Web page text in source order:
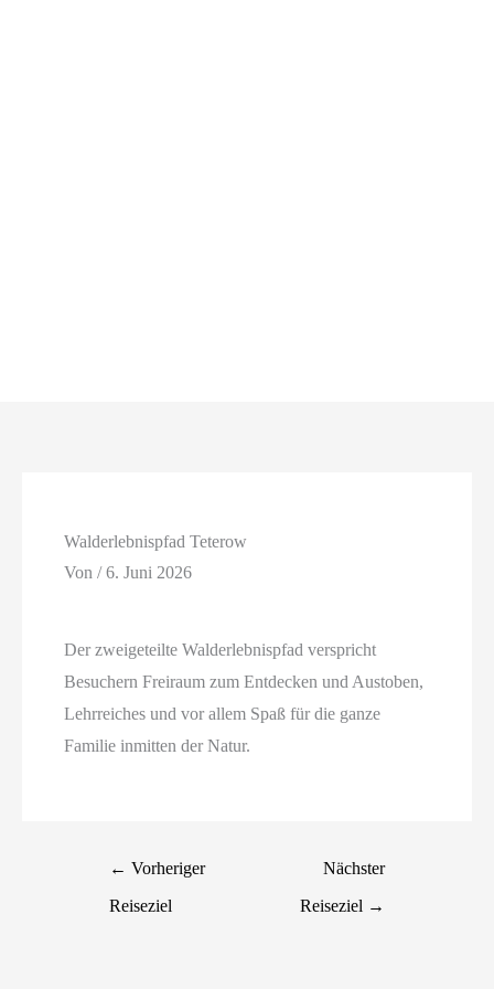
Walderlebnispfad Teterow
Von/6. Juni 2026
Der zweigeteilte Walderlebnispfad verspricht
Besuchern Freiraum zum Entdecken und Austoben,
Lehrreiches und vor allem Spaß für die ganze
Familie inmitten der Natur.
← Vorheriger
Reiseziel
Nächster
Reiseziel →